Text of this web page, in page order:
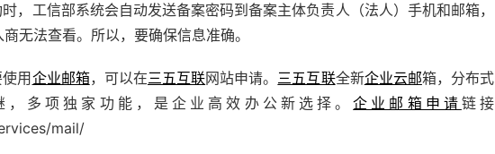
，工信部系统会自动发送备案密码到备案主体负责人（法人）手机和邮箱，
无法查看。所以，要确保信息准确。
用 企业邮箱，可以在三五互联网站申请。 三五互联全新企业云邮箱，分布式
，多项独家功能，是企业高效办公新选择。企业邮箱申请 链接
mail/